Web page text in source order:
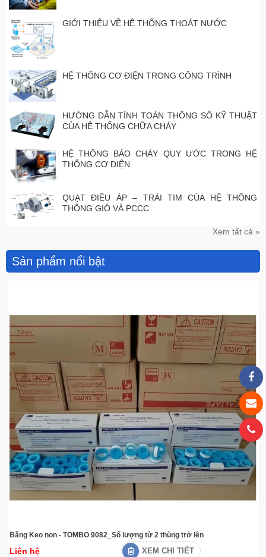
GIỚI THIỆU VỀ HỆ THỐNG THOÁT NƯỚC
HỆ THỐNG CƠ ĐIỆN TRONG CÔNG TRÌNH
HƯỚNG DẪN TÍNH TOÁN THÔNG SỐ KỸ THUẬT
CỦA HỆ THỐNG CHỮA CHÁY
HỆ THỐNG BÁO CHÁY QUY ƯỚC TRONG HỆ
THỐNG CƠ ĐIỆN
QUẠT ĐIỀU ÁP – TRÁI TIM CỦA HỆ THỐNG
THÔNG GIÓ VÀ PCCC
Xem tất cả »
Sản phẩm nổi bật
Băng Keo non - TOMBO 9082_Số lượng từ 2 thùng trở lên
Liên hệ XEM CHI TIẾT